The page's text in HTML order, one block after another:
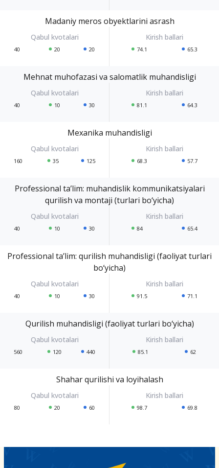
Madaniy meros obyektlarini asrash
40 20 20 74.1 65.3
Mehnat muhofazasi va salomatlik muhandisligi
40 10 30 81.1 64.3
Mexanika muhandisligi
160 35 125 68.3 57.7
Professional ta’lim: muhandislik kommunikatsiyalari
qurilish va montaji (turlari bo‘yicha)
40 10 30 84 65.4
Professional ta’lim: qurilish muhandisligi (faoliyat turlari
bo‘yicha)
40 10 30 91.5 71.1
Qurilish muhandisligi (faoliyat turlari bo‘yicha)
560 120 440 85.1 62
Shahar qurilishi va loyihalash
80 20 60 98.7 69.8